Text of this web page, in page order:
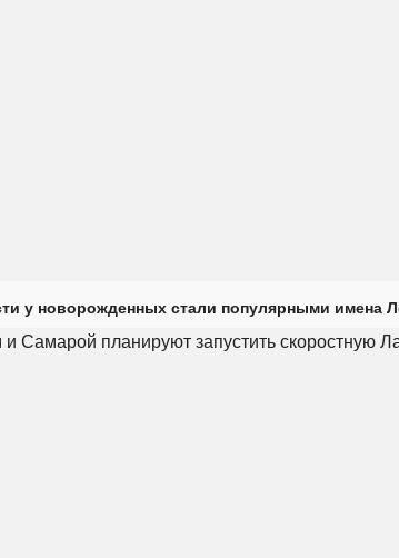
у новорожденных стали популярными имена